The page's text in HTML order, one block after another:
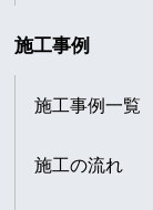
施工事例
施工事例一覧
施工の流れ